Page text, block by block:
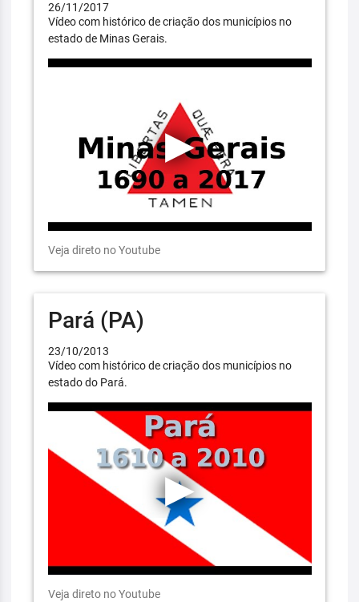
26/11/2017
Vídeo com histórico de criação dos municípios no
estado de Minas Gerais.
Veja direto no Youtube
Pará (PA)
23/10/2013
Vídeo com histórico de criação dos municípios no
estado do Pará.
Veja direto no Youtube